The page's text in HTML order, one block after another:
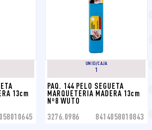
13cm
UNID/CAJA
1
PAQ. 144 PELO SEGUETA
MARQUETERIA MADERA 13cm
Nº8 WUTO
3276.0986 8414058010843